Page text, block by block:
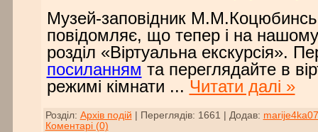
Музей-заповідник
повідомляє, що тепер і на нашому
розділ «Віртуальна екскурсія».
посиланням та переглядайте в
режимі кімнати ... Читати далі »
Розділ: Архів подій Переглядів: 1661 Додав: marije4ka07
Коментарі (0)